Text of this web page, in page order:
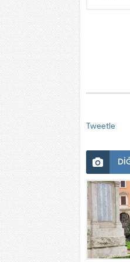
Tweetle